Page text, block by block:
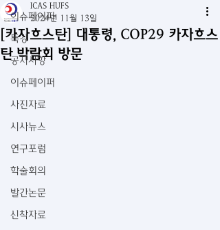
이슈페이퍼
특강
공지사항
이슈페이퍼
사진자료
시사뉴스
연구포럼
학술회의
발간논문
신착자료
[카자흐스탄] 대통령, COP29 카자흐스
탄 박람회 방문
ICAS HUFS
2024년 11월 13일